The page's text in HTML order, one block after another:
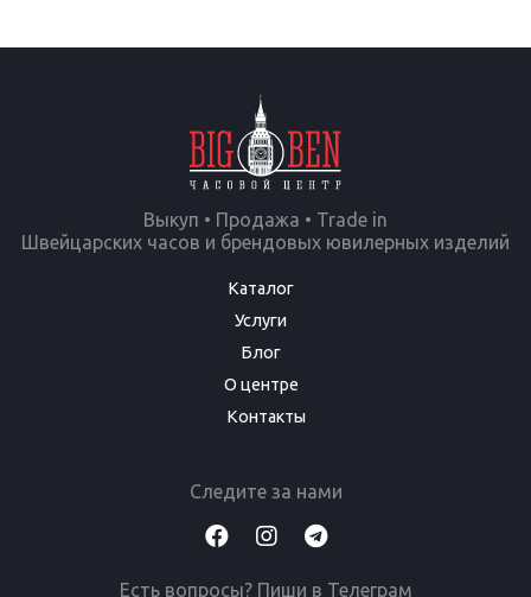
Выкуп • Продажа • Trade in
Швейцарских часов и брендовых ювилерных изделий
Каталог
Услуги
Блог
О центре
Контакты
Следите за нами
Есть вопросы? Пиши в Телеграм